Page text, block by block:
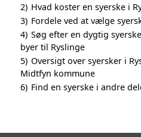
2) Hvad koster en syerske i
3) Fordele ved at vælge
4) Søg efter en dygtig
byer til Ryslinge
5) Oversigt over syersker i
Midtfyn kommune
6) Find en syerske i andre